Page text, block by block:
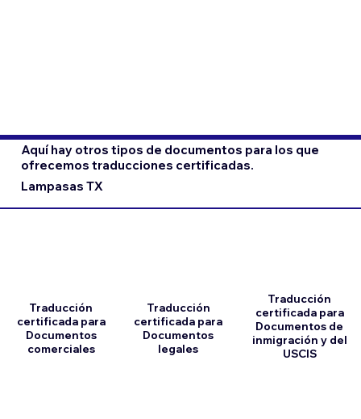
Aquí hay otros tipos de documentos para los que
ofrecemos traducciones certificadas.
Lampasas TX
Traducción
certificada para
Documentos
comerciales
Traducción
certificada para
Documentos
legales
Traducción
certificada para
Documentos de
inmigración y del
USCIS